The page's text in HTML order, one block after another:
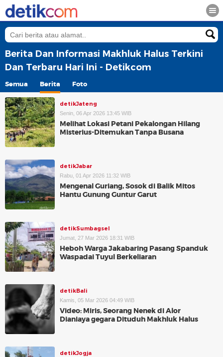
Berita Dan Informasi Makhluk Halus Terkini
Dan Terbaru Hari Ini - Detikcom
Semua Berita Foto
detikJateng
Senin, 06 Apr 2026 13:45 WIB
Melihat Lokasi Petani Pekalongan Hilang
Misterius-Ditemukan Tanpa Busana
detikJabar
Rabu, 01 Apr 2026 11:32 WIB
Mengenal Guriang, Sosok di Balik Mitos
Hantu Gunung Guntur Garut
detikSumbagsel
Jumat, 27 Mar 2026 18:31 WIB
Heboh Warga Jakabaring Pasang Spanduk
Waspadai Tuyul Berkeliaran
detikBali
Kamis, 05 Mar 2026 04:49 WIB
Video: Miris, Seorang Nenek di Alor
Dianiaya gegara Dituduh Makhluk Halus
detikJogja